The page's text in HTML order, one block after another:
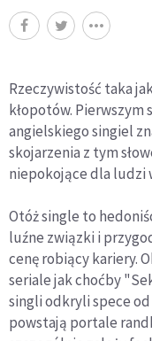
Rzeczywistość taka
kłopotów.
angielskiego singiel
skojarzenia z tym
niepokojące dla ludzi
Otóż single to
luźne związki i
cenę robiący kariery.
seriale jak choćby
singli odkryli spece
powstają portale